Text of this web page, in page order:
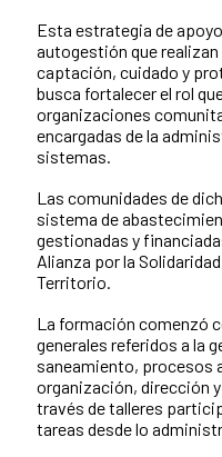
Esta estrategia de
autogestión que
captación, cuidado y
busca fortalecer el rol
organizaciones
encargadas de la
sistemas.
Las comunidades de
sistema de
gestionadas y
Alianza por la
Territorio.
La formación comenzó
generales referidos a la
saneamiento, procesos
organización, dirección
través de talleres
tareas desde lo